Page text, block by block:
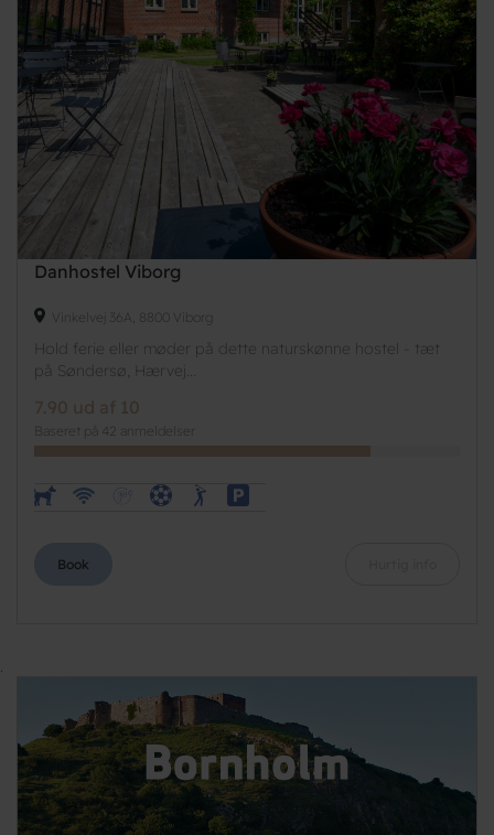
Danhostel Viborg
Vinkelvej 36A, 8800 Viborg
Hold ferie eller møder på dette naturskønne hostel - tæt
på Søndersø, Hærvej...
7.90 ud af 10
Baseret på 42 anmeldelser
Book